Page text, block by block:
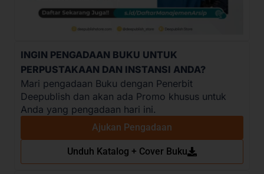
INGIN PENGADAAN BUKU UNTUK
PERPUSTAKAAN DAN INSTANSI ANDA?
Mari pengadaan Buku dengan Penerbit
Deepublish dan akan ada Promo khusus untuk
Anda yang pengadaan hari ini.
Ajukan Pengadaan
Unduh Katalog + Cover Buku